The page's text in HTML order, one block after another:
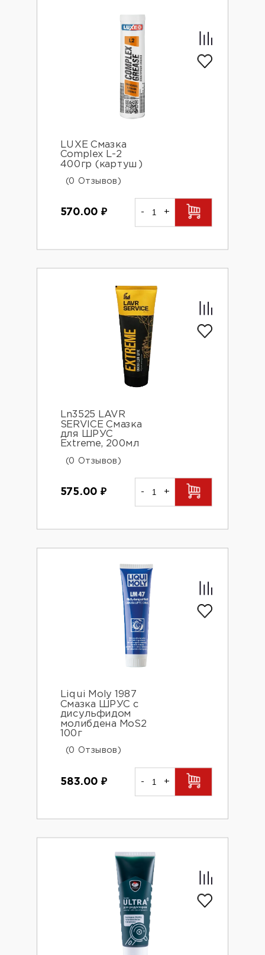
LUXE Смазка
Complex L-2
400гр (картуш)
(0 Отзывов)
570.00 ₽ - +
Ln3525 LAVR
SERVICE Смазка
для ШРУС
Extreme, 200мл
(0 Отзывов)
575.00 ₽ - +
Liqui Moly 1987
Смазка ШРУС с
дисульфидом
молибдена MoS2
100г
(0 Отзывов)
583.00 ₽ - +